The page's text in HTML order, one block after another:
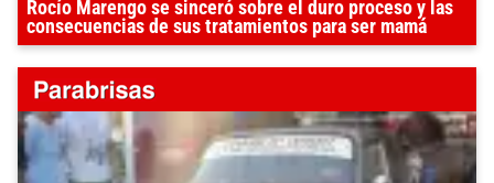
Rocío Marengo se sinceró sobre el duro proceso y las
consecuencias de sus tratamientos para ser mamá